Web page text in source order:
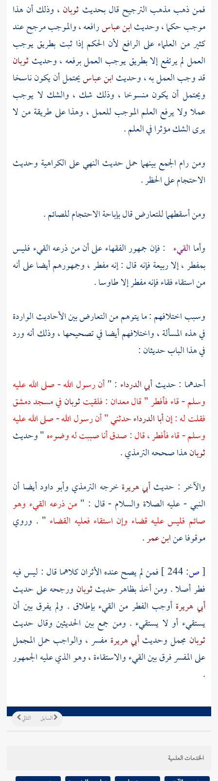
فمن ذهب مذهب الترجيح قال بحديث ثوبان ، وذلك أن هذا
موجب حكما ، وحديثابن عباسرافعه ، والموجب مرجح عند
كثير من العلماء على الرافع لأن الحكم إذا ثبت بطريق يوجب
العمل لم يرتفع إلا بطريق يوجب العمل برفعه ، وحديثثوبان
قد وجب العمل به ، وحديثابن عباسيحتمل أن يكون ناسخا
ويحتمل أن يكون منسوخا ، وذلك شك ، والشك لا يوجب
عملا ولا يرفع العلم الموجب للعمل ، وهذا على طريقة من لا
يرى الشك مؤثرا في العلم .
ومن رام الجمع بينهما حمل حديث النهي على الكراهية وحديث
الاحتجام على الحظر .
ومن أسقطهما للتعارض قال بإباحة الاحتجام للصائم .
وأما القيء : فإن جمهور الفقهاء على أن من ذرعه القيء فليس
بمفطر ، إلا ربيعة فإنه قال : إنه مفطر ، وجمهورهم أيضا على أنه
من استقاء فقاء فإنه مفطر إلا طاوسا .
وسبب اختلافهم : ما يتوهم من التعارض بين الأحاديث الواردة
في هذه المسألة ، واختلافهم أيضا في تصحيحها ، وذلك أنه ورد
في هذا الباب حديثان :
أحدهما : حديثأبي الدرداء : "أن رسول الله - صلى الله عليه
وسلم - قاء فأفطر " قالمعدان : فلقيتثوبانفيمسجد دمشق
فقلت له : إنأبا الدرداءحدثني " أن رسول الله - صلى الله عليه
وسلم - قاء فأفطر ، قال : صدق أنا صببت له وضوءه" وحديث
ثوبانهذا صححهالترمذي.
والآخر : حديثأبي هريرة خرجه الترمذي وأبو داودأيضا أن
النبي - عليه الصلاة والسلام - قال : " من ذرعه القيء وهو
صائم فليس عليه قضاء وإن استقاء فعليه القضاء " . وروي
موقوفا عنابن عمر.
[ص:
فمن لم يصح عنده الأثران كلاهما قال : ليس فيه
فطر أصلا . ومن أخذ بظاهر حديثثوبان ورجحه على حديث
أبي هريرة أوجب الفطر من القيء بإطلاق . ولم يفرق بين أن
يستقيء أو لا يستقيء . ومن جمع بين الحديثين وقال حديث
ثوبان مجمل وحديثأبي هريرة مفسر ، والواجب حمل المجمل
على المفسر فرق بين القيء والاستقاءة ، وهو الذي عليه الجمهور
.
التالي السابق
الخدمات العلمية